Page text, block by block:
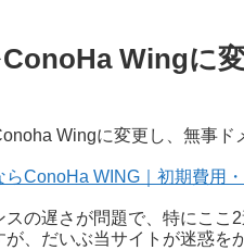
Wingに
Wingに変更し、無事ド
ConoHa WING｜初期費用
スの遅さが問題で、特にこ
、だいぶ当サイトが迷惑